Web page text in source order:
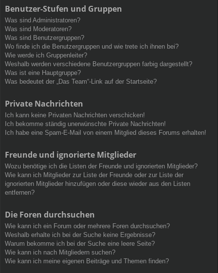
Benutzer-Stufen und Gruppen
Was sind Administratoren?
Was sind Moderatoren?
Was sind Benutzergruppen?
Wo finde ich die Benutzergruppen und wie trete ich ihnen bei?
Wie werde ich Gruppenleiter?
Weshalb werden verschiedene Benutzergruppen farbig dargestellt?
Was ist eine Hauptgruppe?
Was bedeutet der „Das Team“-Link auf der Startseite?
Private Nachrichten
Ich kann keine Privaten Nachrichten verschicken!
Ich bekomme ständig unerwünschte Private Nachrichten!
Ich habe eine Spam-E-Mail von einem Mitglied dieses Forums erhalten!
Freunde und ignorierte Mitglieder
Wozu benötige ich die Listen der Freunde und ignorierten Mitglieder?
Wie kann ich Mitglieder zur Liste der Freunde oder zur Liste der
ignorierten Mitglieder hinzufügen oder diese wieder aus den Listen
entfernen?
Die Foren durchsuchen
Wie kann ich ein Forum oder mehrere Foren durchsuchen?
Weshalb erhalte ich bei der Suche keine Ergebnisse?
Warum bekomme ich bei der Suche eine leere Seite?
Wie kann ich nach Mitgliedern suchen?
Wie kann ich meine eigenen Beiträge und Themen finden?